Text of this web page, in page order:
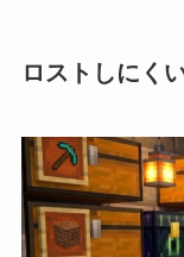
ロストしにく